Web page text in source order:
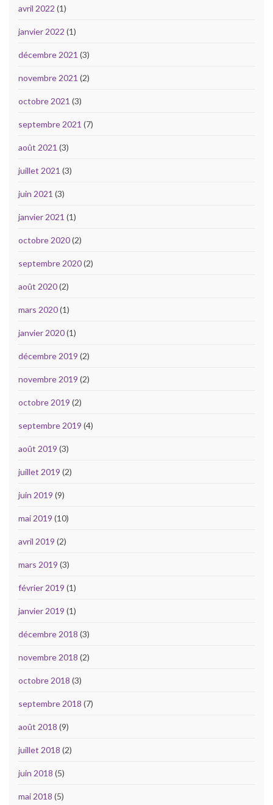
avril 2022 (1)
janvier 2022 (1)
décembre 2021 (3)
novembre 2021 (2)
octobre 2021 (3)
septembre 2021 (7)
août 2021 (3)
juillet 2021 (3)
juin 2021 (3)
janvier 2021 (1)
octobre 2020(2)
septembre 2020(2)
août 2020(2)
mars 2020(1)
janvier 2020(1)
décembre 2019 (2)
novembre 2019 (2)
octobre 2019 (2)
septembre 2019 (4)
août 2019 (3)
juillet 2019 (2)
juin 2019 (9)
mai 2019 (10)
avril 2019 (2)
mars 2019 (3)
février 2019 (1)
janvier 2019 (1)
décembre 2018 (3)
novembre 2018 (2)
octobre 2018 (3)
septembre 2018 (7)
août 2018 (9)
juillet 2018 (2)
juin 2018 (5)
mai 2018 (5)